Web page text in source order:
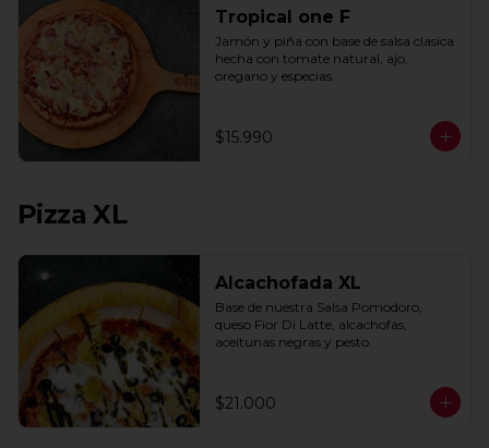
Tropical one F
Jamón y piña con base de salsa clasica
hecha con tomate natural, ajo,
oregano y especias.
$15.990
Pizza XL
Alcachofada XL
Base de nuestra Salsa Pomodoro,
queso Fior Di Latte, alcachofas,
aceitunas negras y pesto.
$21.000